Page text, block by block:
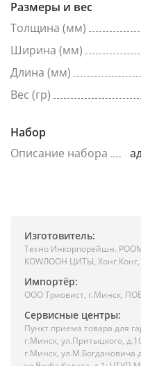
Размеры и вес
Толщина (мм)
Ширина (мм)
Длина (мм)
Вес (гр)
Набор
Описание набора
Изготовитель:
Текно Инкорпорейшн.
КОWЛООН ЦИТЫ, Хонг
Импортёр:
ООО Триовист, г.Минск,
Сервисные центры:
Пункт приема товара для
г.Минск, ул.Притыцкого,
г.Минск,